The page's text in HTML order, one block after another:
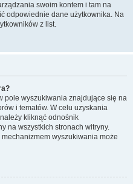
swoim kontem i tam na
odpowiednie dane użytkownika. Na
z list.
pole wyszukiwania znajdujące się na
i tematów. W celu uzyskania
kliknąć odnośnik
na wszystkich stronach witryny.
wyszukiwania może